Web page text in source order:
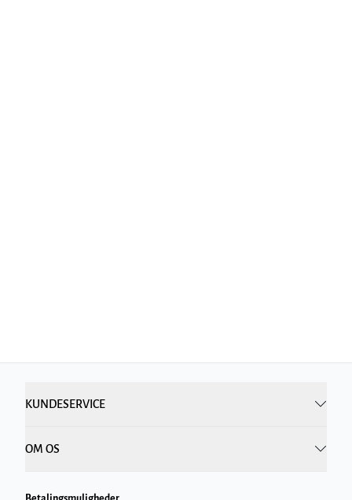
KUNDESERVICE
OM OS